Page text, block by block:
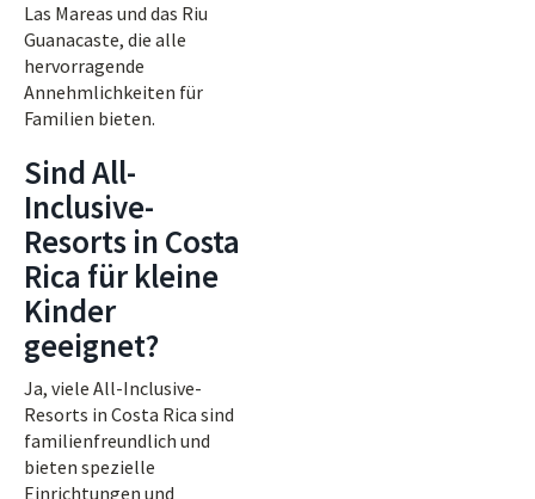
Las Mareas und das Riu
Guanacaste, die alle
hervorragende
Annehmlichkeiten für
Familien bieten.
Sind All-
Inclusive-
Resorts in Costa
Rica für kleine
Kinder
geeignet?
Ja, viele All-Inclusive-
Resorts in Costa Rica sind
familienfreundlich und
bieten spezielle
Einrichtungen und